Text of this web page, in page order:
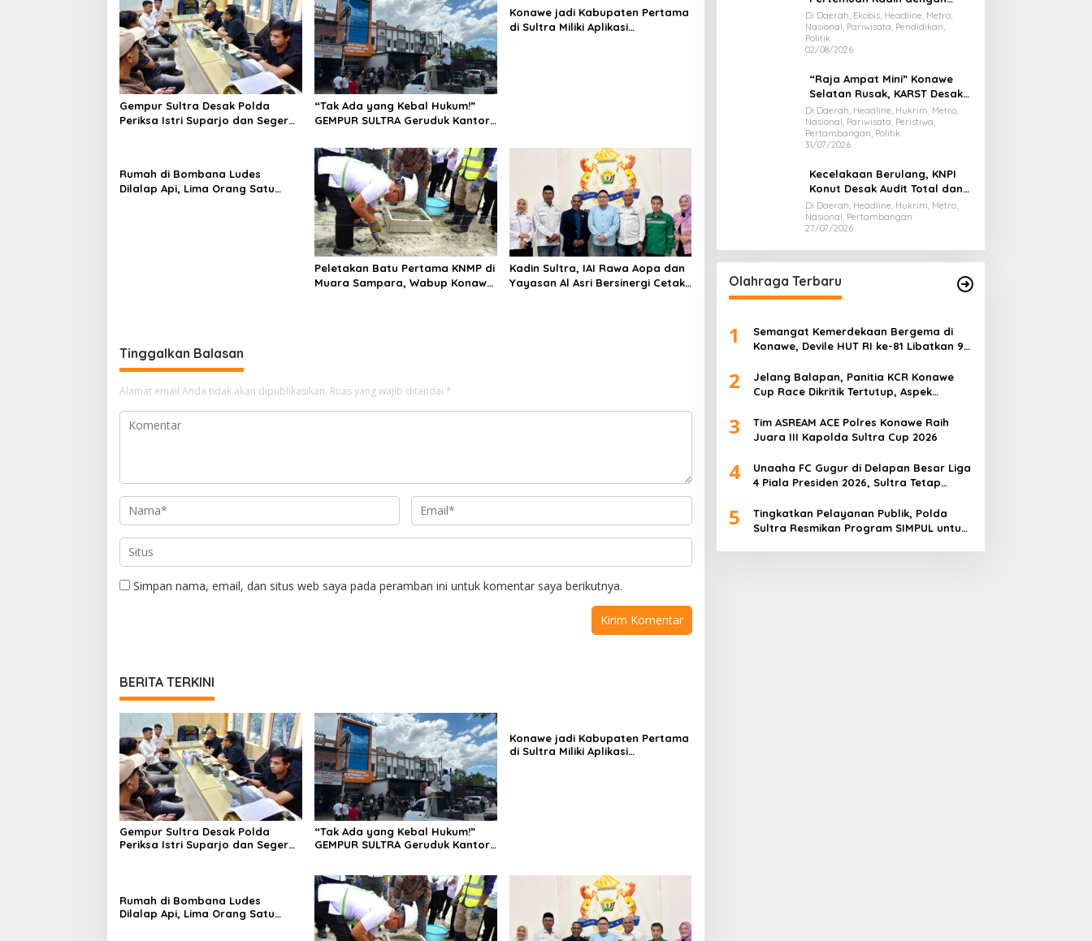
Gempur Sultra Desak Polda
Periksa Istri Suparjo dan Segera
“Tak Ada yang Kebal Hukum!”
GEMPUR SULTRA Geruduk Kantor
Tadisangka, Siap Kuasai Lahan
Puuwatu
Konawe jadi Kabupaten Pertama
di Sultra Miliki Aplikasi
Rumah di Bombana Ludes
Dilalap Api, Lima Orang Satu
Peletakan Batu Pertama KNMP di
Muara Sampara, Wabup Konawe
Kadin Sultra, IAI Rawa Aopa dan
Yayasan Al Asri Bersinergi Cetak
Tinggalkan Balasan
Alamat email Anda tidak akan dipublikasikan. Ruas yang wajib ditandai *
Simpan nama, email, dan situs web saya pada peramban ini untuk komentar saya berikutnya.
BERITA TERKINI
Gempur Sultra Desak Polda
Periksa Istri Suparjo dan Segera
“Tak Ada yang Kebal Hukum!”
GEMPUR SULTRA Geruduk Kantor
Puuwatu
Konawe jadi Kabupaten Pertama
di Sultra Miliki Aplikasi
Rumah di Bombana Ludes
Dilalap Api, Lima Orang Satu
Presiden Prabowo, Bawa Misi
Majukan Ekonomi Sultra
Di Daerah, Ekobis, Headline, Metro,
Nasional, Pariwisata, Pendidikan,
Politik
02/08/2026
“Raja Ampat Mini” Konawe
Selatan Rusak, KARST Desak
Gubernur Evaluasi Total
Dispar Sultra
Di Daerah, Headline, Hukrim, Metro,
Nasional, Pariwisata, Peristiwa,
Pertambangan, Politik
31/07/2026
Kecelakaan Berulang, KNPI
Konut Desak Audit Total dan
Hentikan Hauling PT SPL
Di Daerah, Headline, Hukrim, Metro,
Nasional, Pertambangan
27/07/2026
Olahraga Terbaru
1
Semangat Kemerdekaan Bergema di
Konawe, Devile HUT RI ke-81 Libatkan 98
2
Jelang Balapan, Panitia KCR Konawe
Cup Race Dikritik Tertutup, Aspek
3
Tim ASREAM ACE Polres Konawe Raih
Juara III Kapolda Sultra Cup 2026
4
Unaaha FC Gugur di Delapan Besar Liga
4 Piala Presiden 2026, Sultra Tetap
5
Tingkatkan Pelayanan Publik, Polda
Sultra Resmikan Program SIMPUL untuk